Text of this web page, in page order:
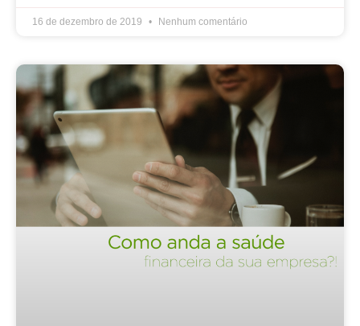
16 de dezembro de 2019 Nenhum comentário